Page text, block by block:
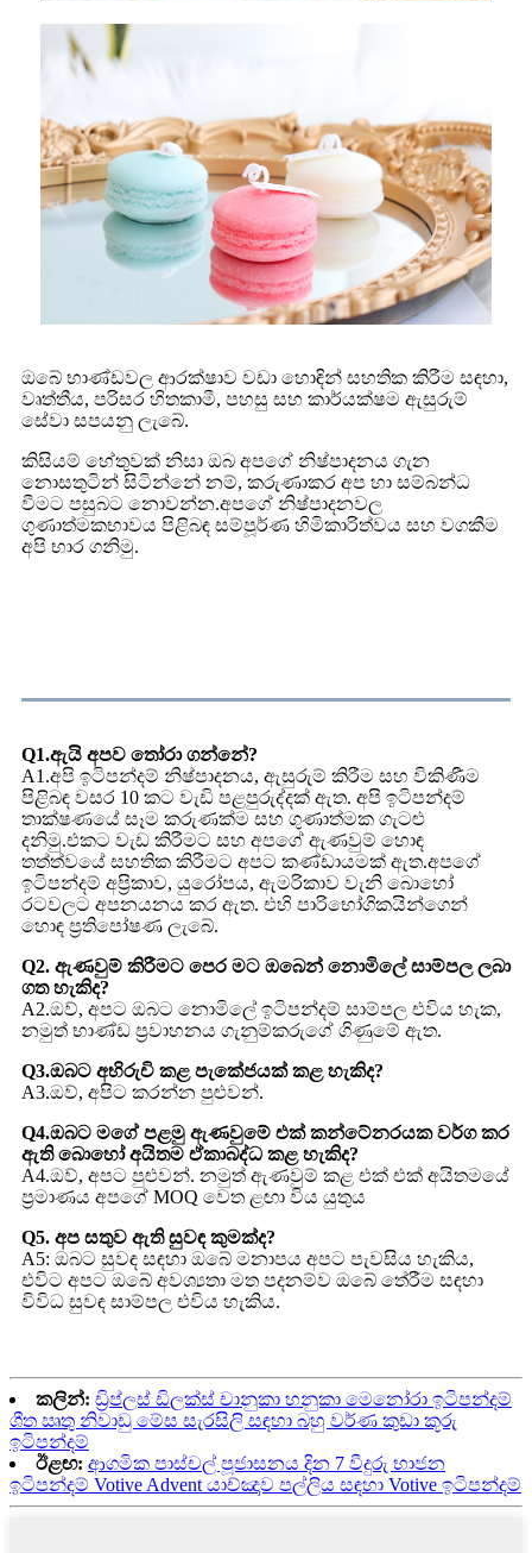
ඔබේ භාණ්ඩවල ආරක්ෂාව වඩා හොඳින් සහතික කිරීම සඳහා,
වෘත්තීය, පරිසර හිතකාමී, පහසු සහ කාර්යක්ෂම ඇසුරුම්
සේවා සපයනු ලැබේ.
කිසියම් හේතුවක් නිසා ඔබ අපගේ නිෂ්පාදනය ගැන
නොසතුටින් සිටින්නේ නම්, කරුණාකර අප හා සම්බන්ධ
වීමට පසුබට නොවන්න.අපගේ නිෂ්පාදනවල
ගුණාත්මකභාවය පිළිබඳ සම්පූර්ණ හිමිකාරිත්වය සහ වගකීම
අපි භාර ගනිමු.
Q1.ඇයි අපව තෝරා ගන්නේ?
A1.අපි ඉටිපන්දම් නිෂ්පාදනය, ඇසුරුම් කිරීම සහ විකිණීම
පිළිබඳ වසර 10 කට වැඩි පළපුරුද්දක් ඇත. අපි ඉටිපන්දම්
තාක්ෂණයේ සෑම කරුණක්ම සහ ගුණාත්මක ගැටළු
දනිමු.එකට වැඩ කිරීමට සහ අපගේ ඇණවුම් හොඳ
තත්ත්වයේ සහතික කිරීමට අපට කණ්ඩායමක් ඇත.අපගේ
ඉටිපන්දම් අප්‍රිකාව, යුරෝපය, ඇමරිකාව වැනි බොහෝ
රටවලට අපනයනය කර ඇත. එහි පාරිභෝගිකයින්ගෙන්
හොඳ ප්‍රතිපෝෂණ ලැබේ.
Q2. ඇණවුම් කිරීමට පෙර මට ඔබෙන් නොමිලේ සාම්පල ලබා
ගත හැකිද?
A2.ඔව්, අපට ඔබට නොමිලේ ඉටිපන්දම් සාම්පල එවිය හැක,
නමුත් භාණ්ඩ ප්‍රවාහනය ගැනුම්කරුගේ ගිණුමේ ඇත.
Q3.ඔබට අභිරුචි කළ පැකේජයක් කළ හැකිද?
A3.ඔව්, අපිට කරන්න පුළුවන්.
Q4.ඔබට මගේ පළමු ඇණවුමේ එක් කන්ටේනරයක වර්ග කර
ඇති බොහෝ අයිතම ඒකාබද්ධ කළ හැකිද?
A4.ඔව්, අපට පුළුවන්. නමුත් ඇණවුම් කළ එක් එක් අයිතමයේ
ප්‍රමාණය අපගේ MOQ වෙත ළඟා විය යුතුය
Q5. අප සතුව ඇති සුවඳ කුමක්ද?
A5: ඔබට සුවඳ සඳහා ඔබේ මනාපය අපට පැවසිය හැකිය,
එවිට අපට ඔබේ අවශ්‍යතා මත පදනම්ව ඔබේ තේරීම සඳහා
විවිධ සුවඳ සාම්පල එවිය හැකිය.
කලින්: ඩ්‍රිප්ලස් ඩිලක්ස් චානුකා හනුකා මෙනෝරා ඉටිපන්දම්
ශීත ඍතු නිවාඩු මේස සැරසිලි සඳහා බහු වර්ණ කුඩා කූරු
ඉටිපන්දම්
ඊළඟ: ආගමික පාස්චල් පූජාසනය දින 7 වීදුරු භාජන
ඉටිපන්දම් Votive Advent යාච්ඤාව පල්ලිය සඳහා Votive ඉටිපන්දම්